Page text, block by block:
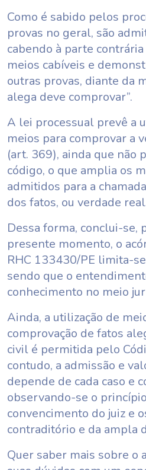
Como é sabido pelos
provas no geral, são
cabendo à parte
meios cabíveis e
outras provas, diante da
alega deve comprovar”.
A lei processual prevê a
meios para comprovar a
(art. 369), ainda que não
código, o que amplia os
admitidos para a
dos fatos, ou verdade
Dessa forma, conclui-se,
presente momento, o
RHC 133430/PE limita-
sendo que o
conhecimento no meio
Ainda, a utilização de
comprovação de fatos
civil é permitida pelo
contudo, a admissão e
depende de cada caso e
observando-se o
convencimento do juiz e
contraditório e da ampla
Quer saber mais sobre o